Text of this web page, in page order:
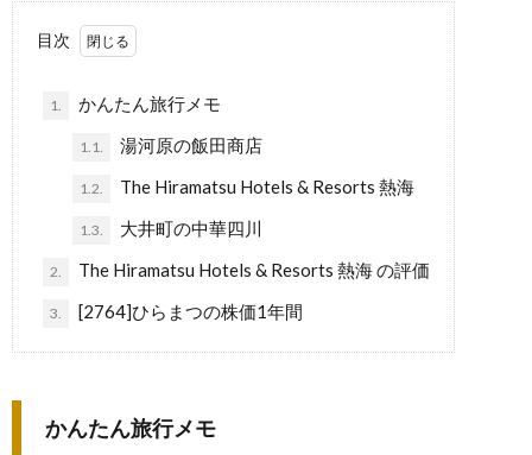
目次
1. かんたん旅行メモ
1.1. 湯河原の飯田商店
1.2. The Hiramatsu Hotels & Resorts 熱海
1.3. 大井町の中華四川
2. The Hiramatsu Hotels & Resorts 熱海 の評価
3. [2764]ひらまつの株価1年間
かんたん旅行メモ